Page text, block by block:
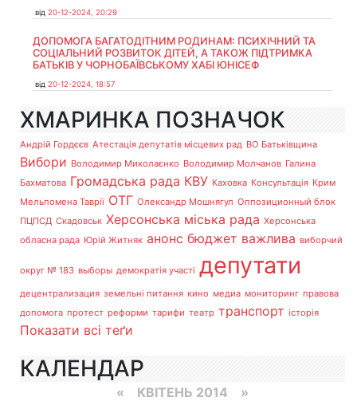
від 20-12-2024, 20:29
ДОПОМОГА БАГАТОДІТНИМ РОДИНАМ: ПСИХІЧНИЙ ТА
СОЦІАЛЬНИЙ РОЗВИТОК ДІТЕЙ, А ТАКОЖ ПІДТРИМКА
БАТЬКІВ У ЧОРНОБАЇВСЬКОМУ ХАБІ ЮНІСЕФ
від 20-12-2024, 18:57
ХМАРИНКА ПОЗНАЧОК
Андрій Гордєєв Атестація депутатів місцевих рад ВО Батьківщина
Вибори Володимир Миколаєнко Володимир Молчанов Галина
Бахматова Громадська рада КВУ Каховка Консультація Крим
Мельпомена Таврії ОТГ Олександр Мошнягул Оппозиционный блок
ПЦПСД Скадовськ Херсонська міська рада Херсонська
обласна рада Юрій Житняк анонс бюджет важлива виборчий
округ № 183 выборы демократія участі депутати
децентрализация земельні питання кино медиа мониторинг правова
допомога протест реформи тарифи театр транспорт історія
Показати всі теґи
КАЛЕНДАР
« КВІТЕНЬ 2014 »